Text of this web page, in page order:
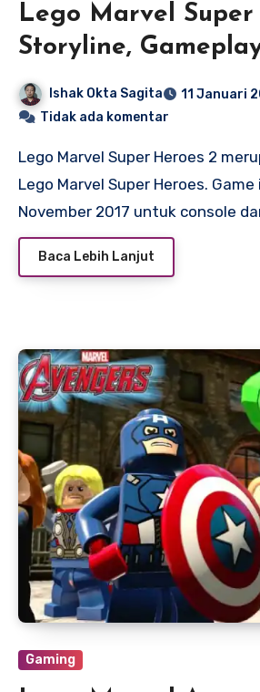
Lego Marvel Super
Storyline,
System Requirement
Ishak Okta Sagita
11 Januari
Tidak ada komentar
Lego Marvel Super Heroes 2 merupakan sekuel dari
Lego Marvel Super Heroes.
November 2017 untuk console
Baca Lebih Lanjut
Gaming